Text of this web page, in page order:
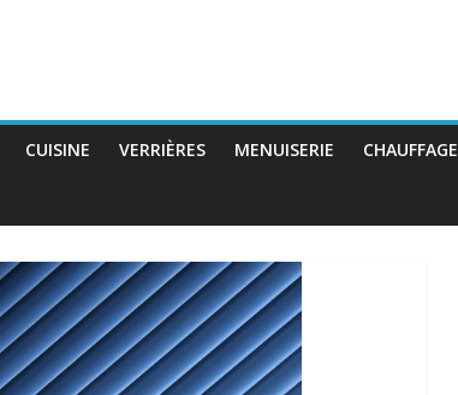
CUISINE VERRIÈRES MENUISERIE CHAUFFAGE